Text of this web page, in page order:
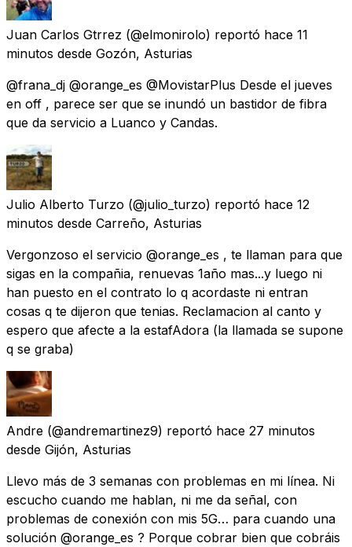
Juan Carlos Gtrrez (@elmonirolo) reportó hace 11
minutos desde Gozón, Asturias
@frana_dj @orange_es @MovistarPlus Desde el jueves
en off , parece ser que se inundó un bastidor de fibra
que da servicio a Luanco y Candas.
Julio Alberto Turzo (@julio_turzo) reportó hace 12
minutos desde Carreño, Asturias
Vergonzoso el servicio @orange_es , te llaman para que
sigas en la compañia, renuevas 1año mas...y luego ni
han puesto en el contrato lo q acordaste ni entran
cosas q te dijeron que tenias. Reclamacion al canto y
espero que afecte a la estafAdora (la llamada se supone
q se graba)
Andre (@andremartinez9) reportó hace 27 minutos
desde Gijón, Asturias
Llevo más de 3 semanas con problemas en mi línea. Ni
escucho cuando me hablan, ni me da señal, con
problemas de conexión con mis 5G… para cuando una
solución @orange_es ? Porque cobrar bien que cobráis